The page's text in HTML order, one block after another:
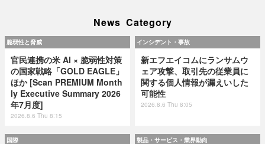
News Category
脆弱性と脅威
官民連携の米 AI × 脆弱性対策
の国家戦略「GOLD EAGLE」
ほか [Scan PREMIUM Month
ly Executive Summary 2026
年7月度]
2026.8.6 Thu 8:15
インシデント・事故
新エフエイコムにランサムウ
ェア攻撃、取引先の従業員に
関する個人情報が漏えいした
可能性
2026.8.6 Thu 8:05
国際 製品・サービス・業界動向